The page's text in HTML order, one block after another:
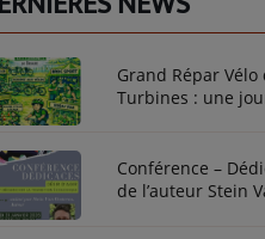
Grand Répar Vélo
Turbines : une
Conférence –
de l’auteur Stein